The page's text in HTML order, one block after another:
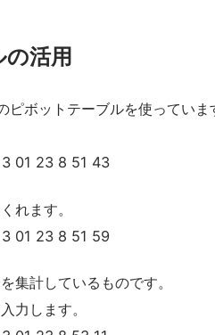
の活用
ピボットテーブルを使っていま
れます。
集計しているものです。
力します。